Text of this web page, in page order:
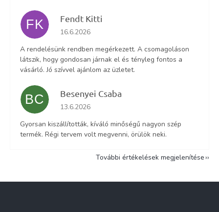
FK Fendt Kitti
Az áruház értékelése 5-ből 5 csillag.
16.6.2026
A rendelésünk rendben megérkezett. A csomagoláson
látszik, hogy gondosan járnak el és tényleg fontos a
vásárló. Jó szívvel ajánlom az üzletet.
BC Besenyei Csaba
Az áruház értékelése 5-ből 5 csillag.
13.6.2026
Gyorsan kiszállították, kíváló minőségű nagyon szép
termék. Régi tervem volt megvenni, örülök neki.
További értékelések megjelenítése